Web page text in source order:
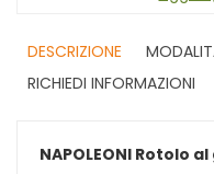
DESCRIZIONE
RICHIEDI INFORMAZIONI
NAPOLEONI Rotolo